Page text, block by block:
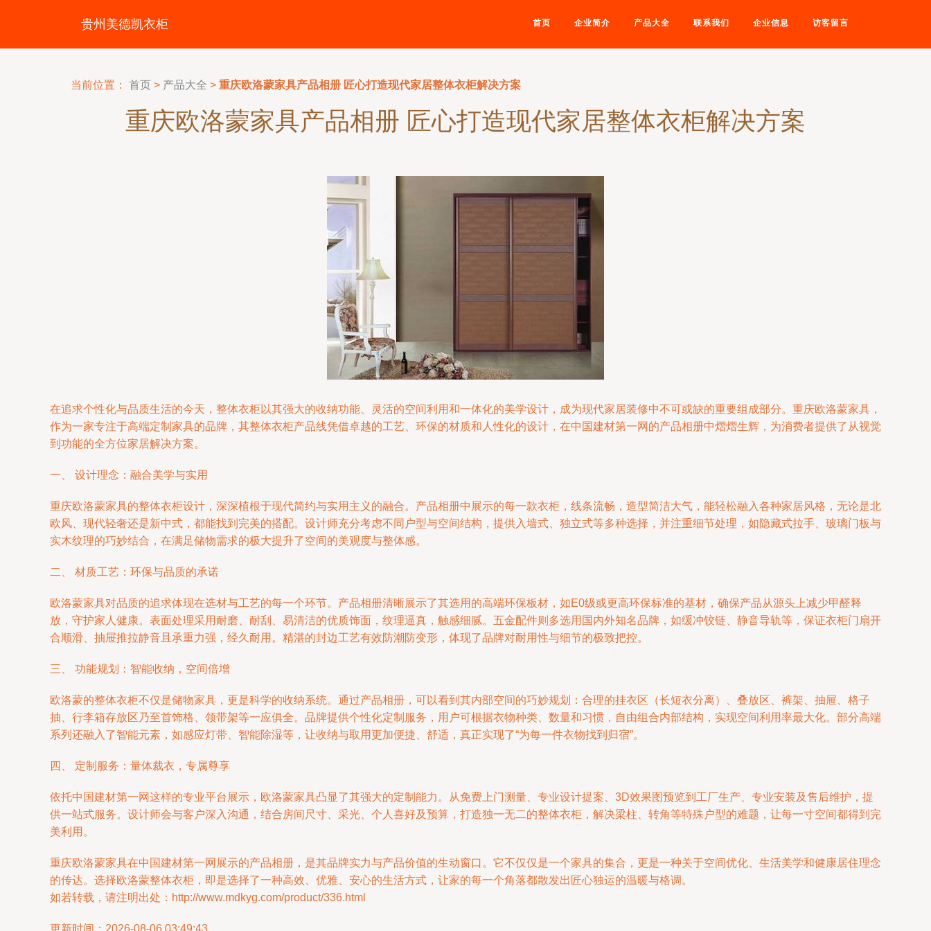
贵州美德凯衣柜 首页 企业简介 产品大全 联系我们 企业信息 访客留言
当前位置： 首页 > 产品大全 > 重庆欧洛蒙家具产品相册 匠心打造现代家居整体衣柜解决方案
重庆欧洛蒙家具产品相册 匠心打造现代家居整体衣柜解决方案
在追求个性化与品质生活的今天，整体衣柜以其强大的收纳功能、灵活的空间利用和一体化的美学设计，成为现代家居装修中不可或缺的重要组成部分。重庆欧洛蒙家具，
作为一家专注于高端定制家具的品牌，其整体衣柜产品线凭借卓越的工艺、环保的材质和人性化的设计，在中国建材第一网的产品相册中熠熠生辉，为消费者提供了从视觉
到功能的全方位家居解决方案。
一、 设计理念：融合美学与实用
重庆欧洛蒙家具的整体衣柜设计，深深植根于现代简约与实用主义的融合。产品相册中展示的每一款衣柜，线条流畅，造型简洁大气，能轻松融入各种家居风格，无论是北
欧风、现代轻奢还是新中式，都能找到完美的搭配。设计师充分考虑不同户型与空间结构，提供入墙式、独立式等多种选择，并注重细节处理，如隐藏式拉手、玻璃门板与
实木纹理的巧妙结合，在满足储物需求的极大提升了空间的美观度与整体感。
二、 材质工艺：环保与品质的承诺
欧洛蒙家具对品质的追求体现在选材与工艺的每一个环节。产品相册清晰展示了其选用的高端环保板材，如E0级或更高环保标准的基材，确保产品从源头上减少甲醛释
放，守护家人健康。表面处理采用耐磨、耐刮、易清洁的优质饰面，纹理逼真，触感细腻。五金配件则多选用国内外知名品牌，如缓冲铰链、静音导轨等，保证衣柜门扇开
合顺滑、抽屉推拉静音且承重力强，经久耐用。精湛的封边工艺有效防潮防变形，体现了品牌对耐用性与细节的极致把控。
三、 功能规划：智能收纳，空间倍增
欧洛蒙的整体衣柜不仅是储物家具，更是科学的收纳系统。通过产品相册，可以看到其内部空间的巧妙规划：合理的挂衣区（长短衣分离）、叠放区、裤架、抽屉、格子
抽、行李箱存放区乃至首饰格、领带架等一应俱全。品牌提供个性化定制服务，用户可根据衣物种类、数量和习惯，自由组合内部结构，实现空间利用率最大化。部分高端
系列还融入了智能元素，如感应灯带、智能除湿等，让收纳与取用更加便捷、舒适，真正实现了“为每一件衣物找到归宿”。
四、 定制服务：量体裁衣，专属尊享
依托中国建材第一网这样的专业平台展示，欧洛蒙家具凸显了其强大的定制能力。从免费上门测量、专业设计提案、3D效果图预览到工厂生产、专业安装及售后维护，提
供一站式服务。设计师会与客户深入沟通，结合房间尺寸、采光、个人喜好及预算，打造独一无二的整体衣柜，解决梁柱、转角等特殊户型的难题，让每一寸空间都得到完
美利用。
重庆欧洛蒙家具在中国建材第一网展示的产品相册，是其品牌实力与产品价值的生动窗口。它不仅仅是一个家具的集合，更是一种关于空间优化、生活美学和健康居住理念
的传达。选择欧洛蒙整体衣柜，即是选择了一种高效、优雅、安心的生活方式，让家的每一个角落都散发出匠心独运的温暖与格调。
如若转载，请注明出处：http://www.mdkyg.com/product/336.html
更新时间：2026-08-06 03:49:43